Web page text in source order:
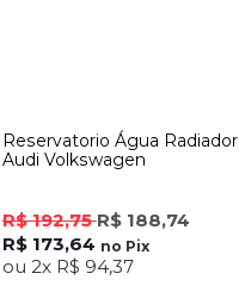
Reservatorio Água Radiador
Audi Volkswagen
R$ 192,75R$ 188,74
R$ 173,64 no Pix
ou 2x R$ 94,37